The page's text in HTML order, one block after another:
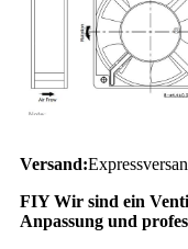
Versand:
FIY Wir sind ein
Anpassung und